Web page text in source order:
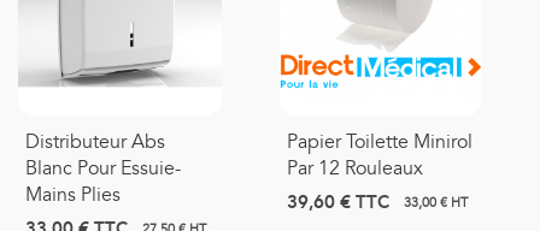
Distributeur Abs
Blanc Pour Essuie-
Mains Plies
Papier Toilette Minirol
Par 12 Rouleaux
39,60 €TTC 33,00 € HT